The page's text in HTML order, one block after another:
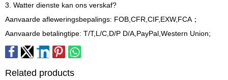
3. Watter dienste kan ons verskaf?
Aanvaarde afleweringsbepalings: FOB,CFR,CIF,EXW,FCA；
Aanvaarde betalingtipe: T/T,L/C,D/P D/A,PayPal,Western Union;
Related products